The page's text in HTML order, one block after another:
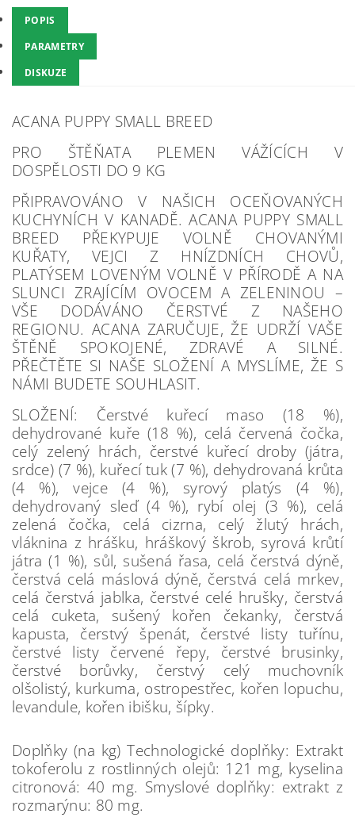
POPIS
PARAMETRY
DISKUZE
ACANA PUPPY SMALL BREED
PRO ŠTĚŇATA PLEMEN VÁŽÍCÍCH V
DOSPĚLOSTI DO 9 KG
PŘIPRAVOVÁNO V NAŠICH OCEŇOVANÝCH
KUCHYNÍCH V KANADĚ. ACANA PUPPY SMALL
BREED PŘEKYPUJE VOLNĚ CHOVANÝMI
KUŘATY, VEJCI Z HNÍZDNÍCH CHOVŮ,
PLATÝSEM LOVENÝM VOLNĚ V PŘÍRODĚ A NA
SLUNCI ZRAJÍCÍM OVOCEM A ZELENINOU –
VŠE DODÁVÁNO ČERSTVÉ Z NAŠEHO
REGIONU. ACANA ZARUČUJE, ŽE UDRŽÍ VAŠE
ŠTĚNĚ SPOKOJENÉ, ZDRAVÉ A SILNÉ.
PŘEČTĚTE SI NAŠE SLOŽENÍ A MYSLÍME, ŽE S
NÁMI BUDETE SOUHLASIT.
SLOŽENÍ: Čerstvé kuřecí maso (18 %),
dehydrované kuře (18 %), celá červená čočka,
celý zelený hrách, čerstvé kuřecí droby (játra,
srdce) (7 %), kuřecí tuk (7 %), dehydrovaná krůta
(4 %), vejce (4 %), syrový platýs (4 %),
dehydrovaný sleď (4 %), rybí olej (3 %), celá
zelená čočka, celá cizrna, celý žlutý hrách,
vláknina z hrášku, hráškový škrob, syrová krůtí
játra (1 %), sůl, sušená řasa, celá čerstvá dýně,
čerstvá celá máslová dýně, čerstvá celá mrkev,
celá čerstvá jablka, čerstvé celé hrušky, čerstvá
celá cuketa, sušený kořen čekanky, čerstvá
kapusta, čerstvý špenát, čerstvé listy tuřínu,
čerstvé listy červené řepy, čerstvé brusinky,
čerstvé borůvky, čerstvý celý muchovník
olšolistý, kurkuma, ostropestřec, kořen lopuchu,
levandule, kořen ibišku, šípky.
Doplňky (na kg) Technologické doplňky: Extrakt
tokoferolu z rostlinných olejů: 121 mg, kyselina
citronová: 40 mg. Smyslové doplňky: extrakt z
rozmarýnu: 80 mg.